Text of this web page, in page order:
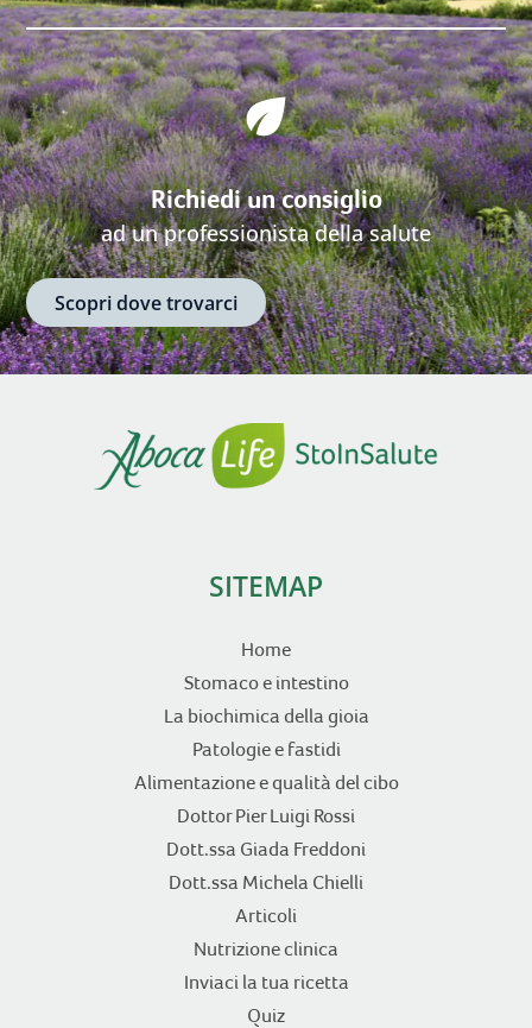
Richiedi un consiglio
ad un professionista della salute
Scopri dove trovarci
SITEMAP
Home
Stomaco e intestino
La biochimica della gioia
Patologie e fastidi
Alimentazione e qualità del cibo
Dottor Pier Luigi Rossi
Dott.ssa Giada Freddoni
Dott.ssa Michela Chielli
Articoli
Nutrizione clinica
Inviaci la tua ricetta
Quiz